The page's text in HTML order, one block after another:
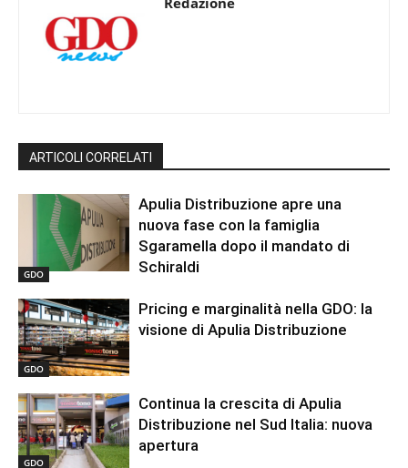
ARTICOLI CORRELATI
GDO
Apulia Distribuzione apre una
nuova fase con la famiglia
Sgaramella dopo il mandato di
Schiraldi
GDO
Pricing e marginalità nella GDO: la
visione di Apulia Distribuzione
GDO
Continua la crescita di Apulia
Distribuzione nel Sud Italia: nuova
apertura